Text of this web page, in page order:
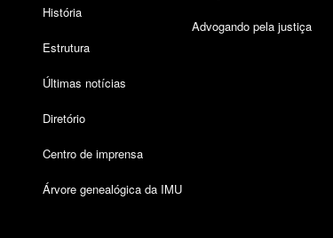
História
Estrutura
Últimas notícias
Diretório
Centro de imprensa
Árvore genealógica da IMU
Advogando pela justiça